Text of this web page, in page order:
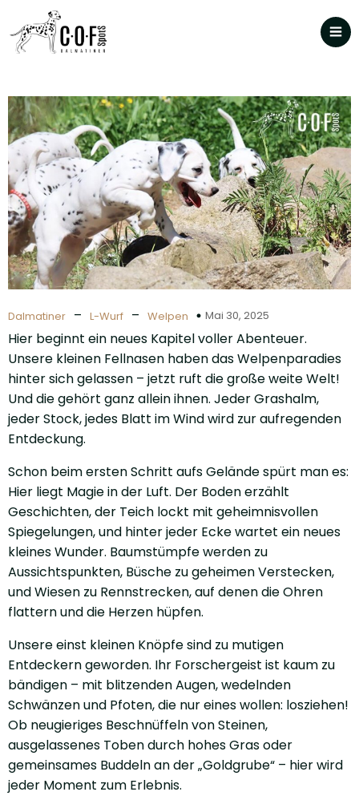
Dalmatiner – L-Wurf – Welpen Mai 30, 2025
Hier beginnt ein neues Kapitel voller Abenteuer.
Unsere kleinen Fellnasen haben das Welpenparadies
hinter sich gelassen – jetzt ruft die große weite Welt!
Und die gehört ganz allein ihnen. Jeder Grashalm,
jeder Stock, jedes Blatt im Wind wird zur aufregenden
Entdeckung.
Schon beim ersten Schritt aufs Gelände spürt man es:
Hier liegt Magie in der Luft. Der Boden erzählt
Geschichten, der Teich lockt mit geheimnisvollen
Spiegelungen, und hinter jeder Ecke wartet ein neues
kleines Wunder. Baumstümpfe werden zu
Aussichtspunkten, Büsche zu geheimen Verstecken,
und Wiesen zu Rennstrecken, auf denen die Ohren
flattern und die Herzen hüpfen.
Unsere einst kleinen Knöpfe sind zu mutigen
Entdeckern geworden. Ihr Forschergeist ist kaum zu
bändigen – mit blitzenden Augen, wedelnden
Schwänzen und Pfoten, die nur eines wollen: losziehen!
Ob neugieriges Beschnüffeln von Steinen,
ausgelassenes Toben durch hohes Gras oder
gemeinsames Buddeln an der „Goldgrube“ – hier wird
jeder Moment zum Erlebnis.